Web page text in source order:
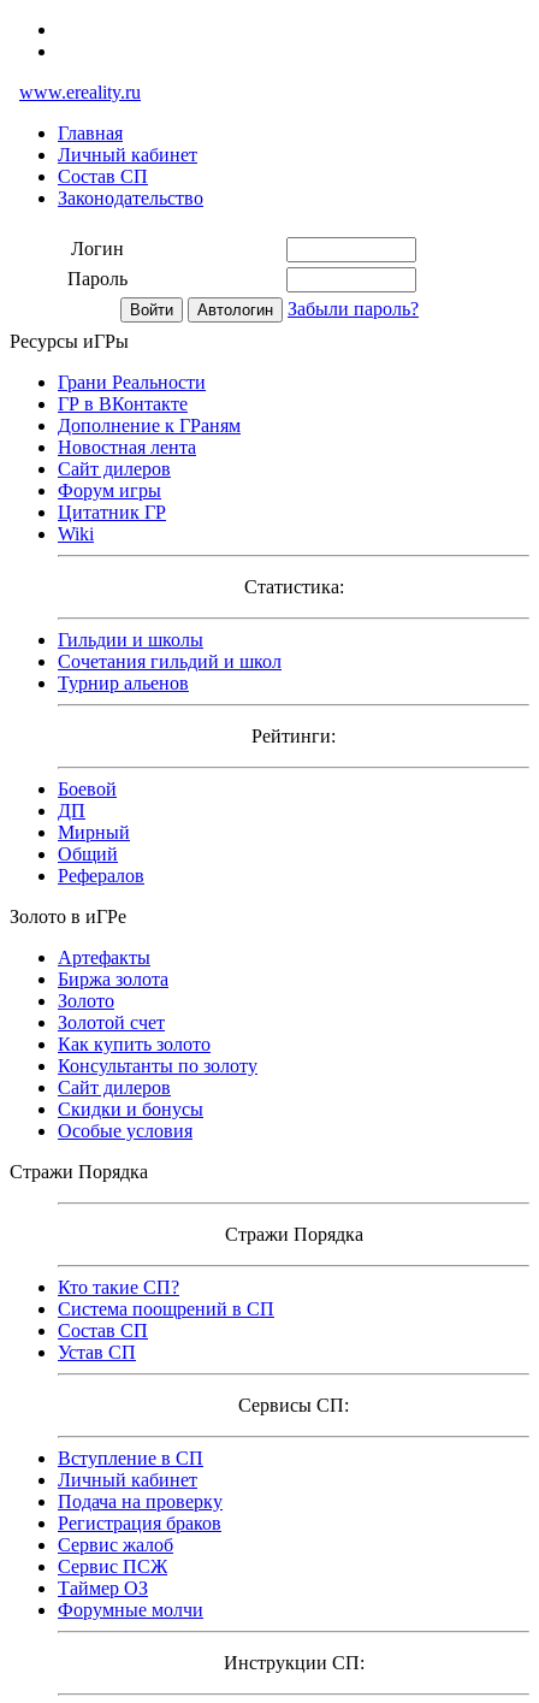
www.ereality.ru
Главная
Личный кабинет
Состав СП
Законодательство
Логин
Пароль
Забыли пароль?
Ресурсы иГРы
Грани Реальности
ГР в ВКонтакте
Дополнение к ГРаням
Новостная лента
Сайт дилеров
Форум игры
Цитатник ГР
Wiki
Статистика:
Гильдии и школы
Сочетания гильдий и школ
Турнир альенов
Рейтинги:
Боевой
ДП
Мирный
Общий
Рефералов
Золото в иГРе
Артефакты
Биржа золота
Золото
Золотой счет
Как купить золото
Консультанты по золоту
Сайт дилеров
Скидки и бонусы
Особые условия
Стражи Порядка
Стражи Порядка
Кто такие СП?
Система поощрений в СП
Состав СП
Устав СП
Сервисы СП:
Вступление в СП
Личный кабинет
Подача на проверку
Регистрация браков
Сервис жалоб
Сервис ПСЖ
Таймер ОЗ
Форумные молчи
Инструкции СП: